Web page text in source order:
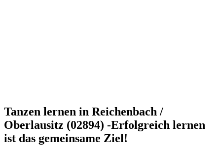
Tanzen lernen in Reichenbach /
Oberlausitz (02894) -Erfolgreich lernen
ist das gemeinsame Ziel!